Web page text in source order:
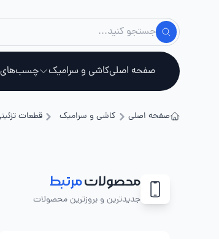
صفحه اصلیکاشی و سرامیک چسب‌های
صفحه اصلی کاشی و سرامیک قطعات
محصولاتمرتبط
جدیدترین و بروزترین محصولات